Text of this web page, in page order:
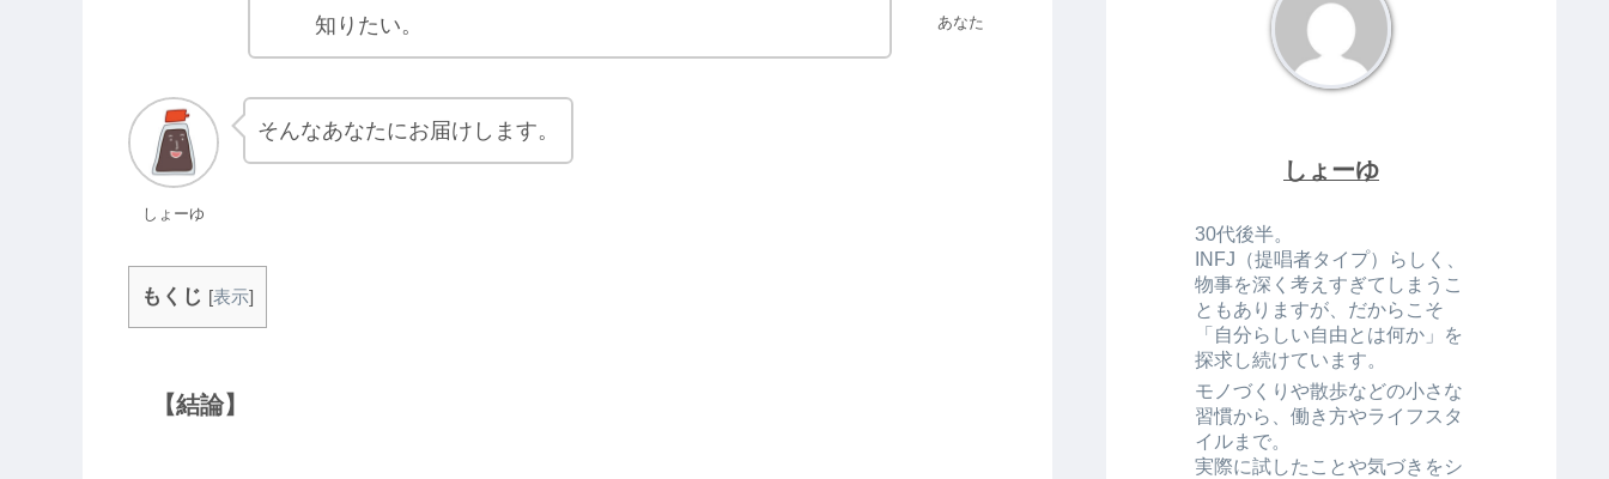
あなた
知りたい。
しょーゆ
そんなあなたにお届けします。
もくじ [表示]
【結論】
しょーゆ
30代後半。
INFJ（提唱者タイプ）らしく、
物事を深く考えすぎてしまうこ
ともありますが、だからこそ
「自分らしい自由とは何か」を
探求し続けています。
モノづくりや散歩などの小さな
習慣から、働き方やライフスタ
イルまで。
実際に試したことや気づきをシ